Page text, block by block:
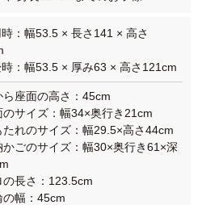
：幅53.5 × 長さ141 × 高さ
：幅53.5 × 厚み63 × 高さ121cm
ら座面の高さ：45cm
のサイズ：幅34×奥行き21cm
たれのサイズ：幅29.5×高さ44cm
かごのサイズ：幅30×奥行き61×深
の長さ：123.5cm
の幅：45cm